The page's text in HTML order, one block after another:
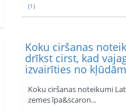
(1)
Koku ciršanas
drīkst cirst, kad
izvairīties no kļūdām
Koku ciršanas noteikumi
zemes īpa&scaron...